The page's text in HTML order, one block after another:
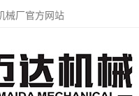
械厂官方网站